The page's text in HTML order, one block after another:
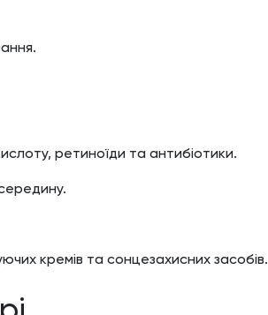
ретиноїди та антибіотики.
кремів та сонцезахисних засобів.